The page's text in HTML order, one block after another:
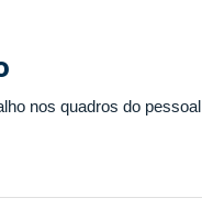
nos quadros do pessoal